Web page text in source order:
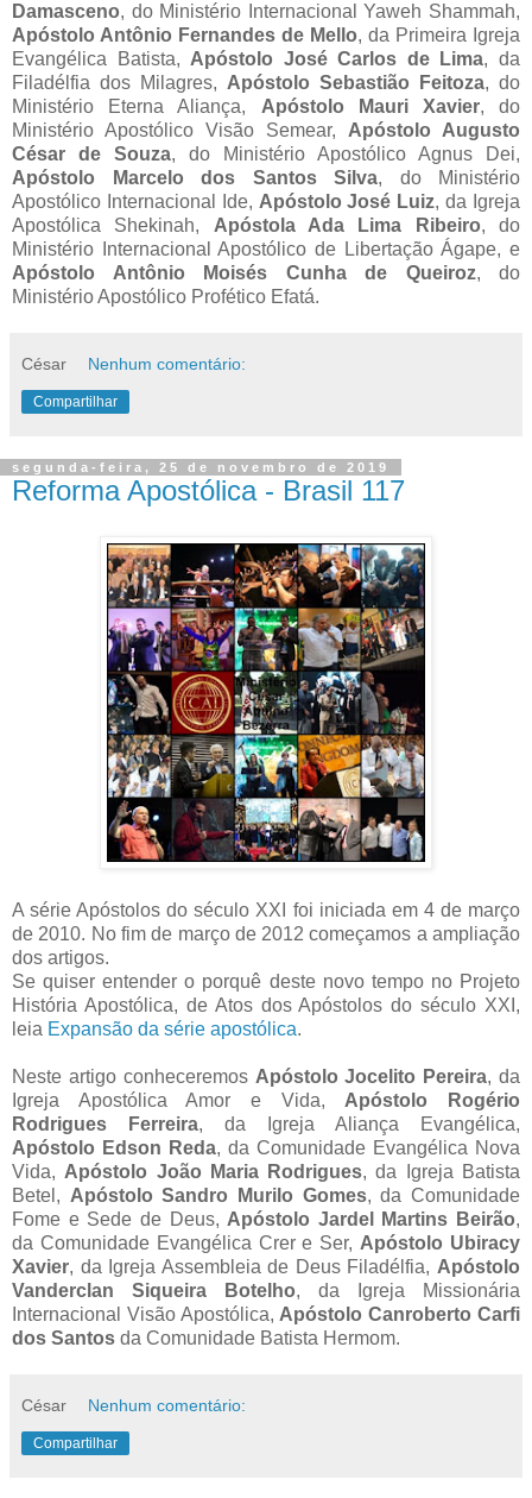
Damasceno, do Ministério Internacional Yaweh Shammah,
Apóstolo Antônio Fernandes de Mello, da Primeira Igreja
Evangélica Batista, Apóstolo José Carlos de Lima, da
Filadélfia dos Milagres, Apóstolo Sebastião Feitoza, do
Ministério Eterna Aliança, Apóstolo Mauri Xavier, do
Ministério Apostólico Visão Semear, Apóstolo Augusto
César de Souza, do Ministério Apostólico Agnus Dei,
Apóstolo Marcelo dos Santos Silva, do Ministério
Apostólico Internacional Ide, Apóstolo José Luiz, da Igreja
Apostólica Shekinah, Apóstola Ada Lima Ribeiro, do
Ministério Internacional Apostólico de Libertação Ágape, e
Apóstolo Antônio Moisés Cunha de Queiroz, do
Ministério Apostólico Profético Efatá.
César Nenhum comentário:
Compartilhar
segunda-feira, 25 de novembro de 2019
Reforma Apostólica - Brasil 117
A série Apóstolos do século XXI foi iniciada em 4 de março
de 2010. No fim de março de 2012 começamos a ampliação
dos artigos.
Se quiser entender o porquê deste novo tempo no Projeto
História Apostólica, de Atos dos Apóstolos do século XXI,
leia Expansão da série apostólica.
Neste artigo conheceremos Apóstolo Jocelito Pereira, da
Igreja Apostólica Amor e Vida, Apóstolo Rogério
Rodrigues Ferreira, da Igreja Aliança Evangélica,
Apóstolo Edson Reda, da Comunidade Evangélica Nova
Vida, Apóstolo João Maria Rodrigues, da Igreja Batista
Betel, Apóstolo Sandro Murilo Gomes, da Comunidade
Fome e Sede de Deus, Apóstolo Jardel Martins Beirão,
da Comunidade Evangélica Crer e Ser, Apóstolo Ubiracy
Xavier, da Igreja Assembleia de Deus Filadélfia, Apóstolo
Vanderclan Siqueira Botelho, da Igreja Missionária
Internacional Visão Apostólica, Apóstolo Canroberto Carfi
dos Santos da Comunidade Batista Hermom.
César Nenhum comentário:
Compartilhar